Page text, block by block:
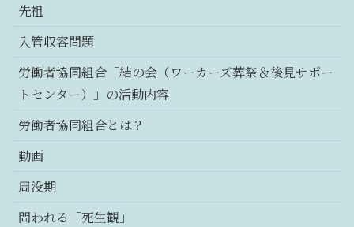
先祖
入管収容問題
労働者協同組合「結の会（ワーカーズ葬祭＆後見サポー
トセンター）」の活動内容
労働者協同組合とは？
動画
周没期
問われる「死生観」